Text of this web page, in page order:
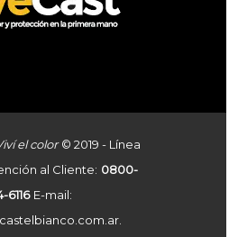
el color© 2019 - Línea
al Cliente: 0800-
6116 E-mail: